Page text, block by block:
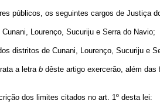
públicos, os seguintes cargos de Justiça
Lourenço, Sucuriju e Serra do Navio;
distritos de Cunani, Lourenço, Sucuriju e
a letrabdêste artigo exercerão, além
dos limites citados no art. 1º desta lei: